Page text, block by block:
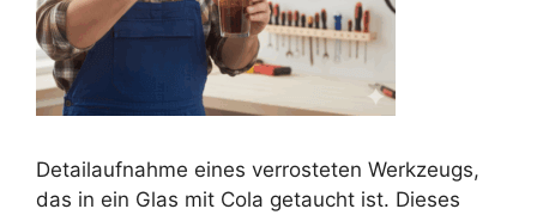
Detailaufnahme eines verrosteten Werkzeugs,
das in ein Glas mit Cola getaucht ist. Dieses